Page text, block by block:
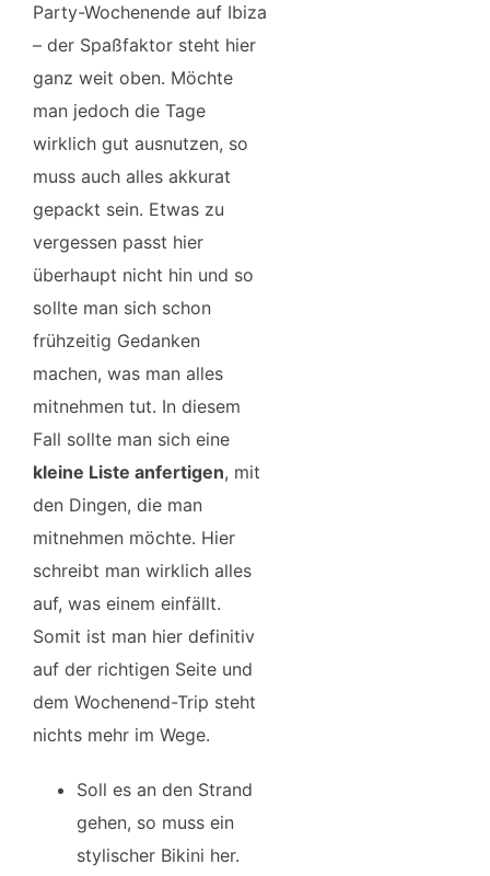
Party-Wochenende auf Ibiza
– der Spaßfaktor steht hier
ganz weit oben. Möchte
man jedoch die Tage
wirklich gut ausnutzen, so
muss auch alles akkurat
gepackt sein. Etwas zu
vergessen passt hier
überhaupt nicht hin und so
sollte man sich schon
frühzeitig Gedanken
machen, was man alles
mitnehmen tut. In diesem
Fall sollte man sich eine
kleine Liste anfertigen, mit
den Dingen, die man
mitnehmen möchte. Hier
schreibt man wirklich alles
auf, was einem einfällt.
Somit ist man hier definitiv
auf der richtigen Seite und
dem Wochenend-Trip steht
nichts mehr im Wege.
Soll es an den Strand
gehen, so muss ein
stylischer Bikini her.